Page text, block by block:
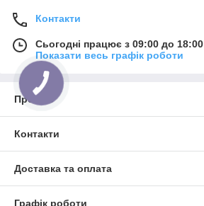
Контакти
Сьогодні працює з 09:00 до 18:00
Показати весь графік роботи
Про нас
Контакти
Доставка та оплата
Графік роботи